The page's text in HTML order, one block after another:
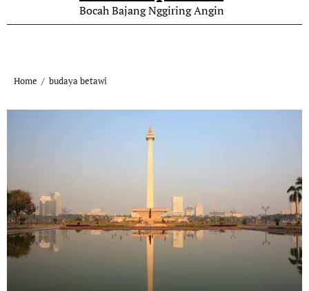
Bocah Bajang Nggiring Angin
Home budaya betawi